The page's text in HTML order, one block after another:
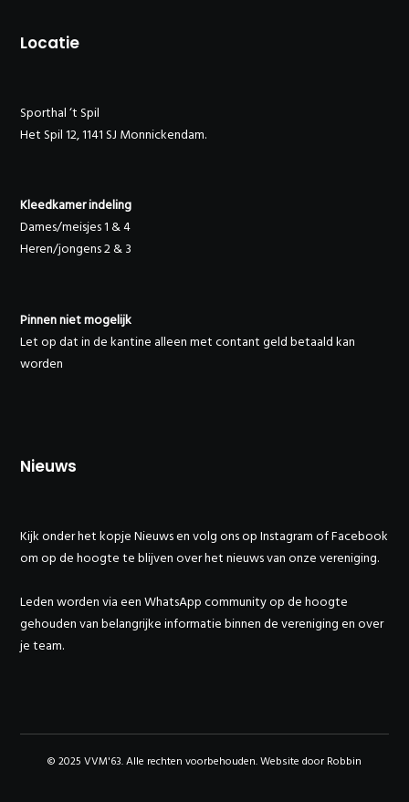
Locatie
Sporthal ‘t Spil
Het Spil 12, 1141 SJ Monnickendam.
Kleedkamer indeling
Dames/meisjes 1 & 4
Heren/jongens 2 & 3
Pinnen niet mogelijk
Let op dat in de kantine alleen met contant geld betaald kan
worden
Nieuws
Kijk onder het kopjeNieuwsen volg ons opInstagramofFacebook
om op de hoogte te blijven over het nieuws van onze vereniging.
Leden worden via een WhatsApp community op de hoogte
gehouden van belangrijke informatie binnen de vereniging en over
je team.
© 2025 VVM'63. Alle rechten voorbehouden. Website door Robbin